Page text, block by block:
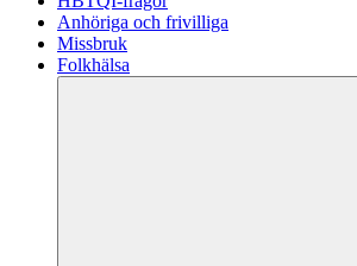
Anhöriga och frivilliga
Missbruk
Folkhälsa